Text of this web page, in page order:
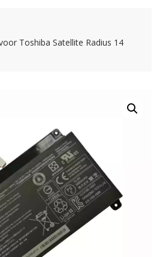
Toshiba Satellite Radius 14